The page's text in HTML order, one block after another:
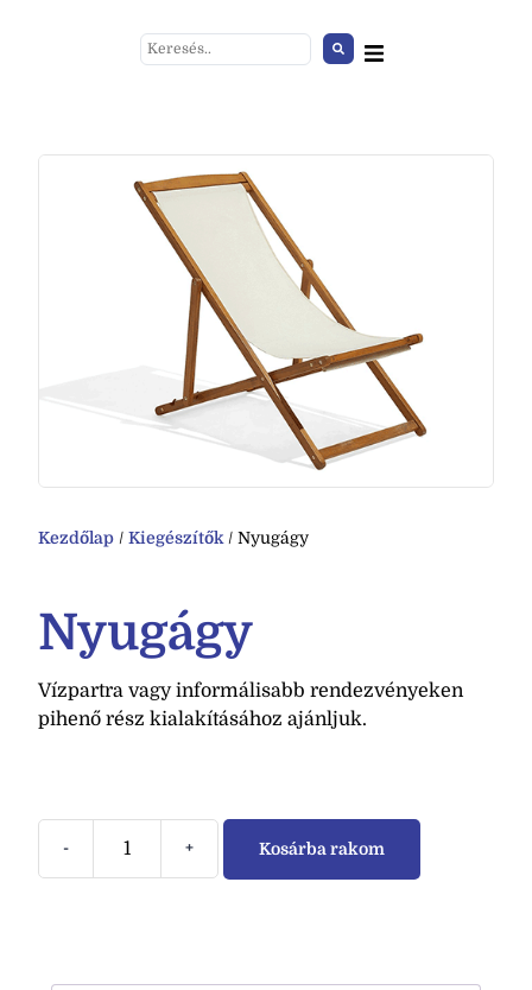
Kezdőlap / Kiegészítők / Nyugágy
Nyugágy
Vízpartra vagy informálisabb rendezvényeken
pihenő rész kialakításához ajánljuk.
- + Kosárba rakom